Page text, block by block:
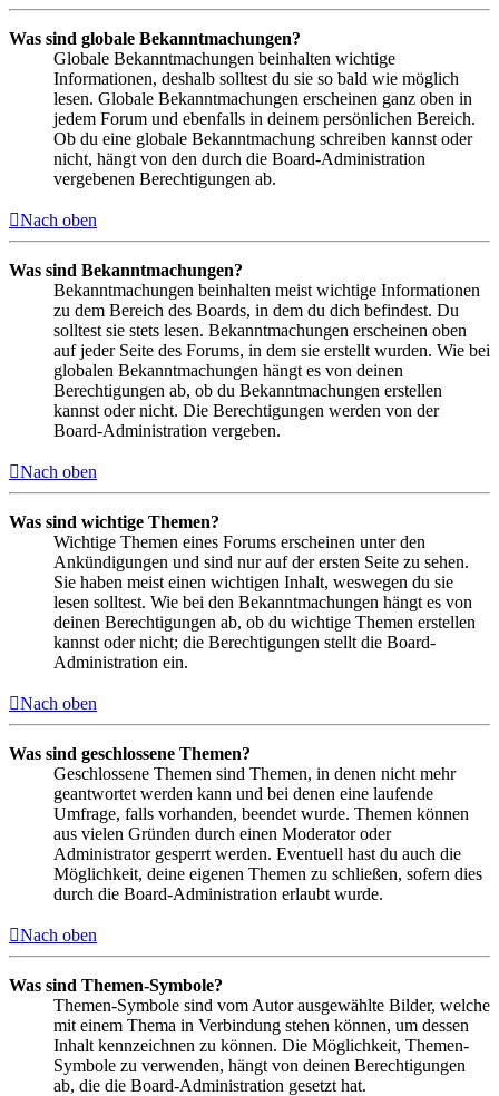
Was sind globale Bekanntmachungen?
Globale Bekanntmachungen beinhalten wichtige
Informationen, deshalb solltest du sie so bald wie möglich
lesen. Globale Bekanntmachungen erscheinen ganz oben in
jedem Forum und ebenfalls in deinem persönlichen Bereich.
Ob du eine globale Bekanntmachung schreiben kannst oder
nicht, hängt von den durch die Board-Administration
vergebenen Berechtigungen ab.
Nach oben
Was sind Bekanntmachungen?
Bekanntmachungen beinhalten meist wichtige Informationen
zu dem Bereich des Boards, in dem du dich befindest. Du
solltest sie stets lesen. Bekanntmachungen erscheinen oben
auf jeder Seite des Forums, in dem sie erstellt wurden. Wie bei
globalen Bekanntmachungen hängt es von deinen
Berechtigungen ab, ob du Bekanntmachungen erstellen
kannst oder nicht. Die Berechtigungen werden von der
Board-Administration vergeben.
Nach oben
Was sind wichtige Themen?
Wichtige Themen eines Forums erscheinen unter den
Ankündigungen und sind nur auf der ersten Seite zu sehen.
Sie haben meist einen wichtigen Inhalt, weswegen du sie
lesen solltest. Wie bei den Bekanntmachungen hängt es von
deinen Berechtigungen ab, ob du wichtige Themen erstellen
kannst oder nicht; die Berechtigungen stellt die Board-
Administration ein.
Nach oben
Was sind geschlossene Themen?
Geschlossene Themen sind Themen, in denen nicht mehr
geantwortet werden kann und bei denen eine laufende
Umfrage, falls vorhanden, beendet wurde. Themen können
aus vielen Gründen durch einen Moderator oder
Administrator gesperrt werden. Eventuell hast du auch die
Möglichkeit, deine eigenen Themen zu schließen, sofern dies
durch die Board-Administration erlaubt wurde.
Nach oben
Was sind Themen-Symbole?
Themen-Symbole sind vom Autor ausgewählte Bilder, welche
mit einem Thema in Verbindung stehen können, um dessen
Inhalt kennzeichnen zu können. Die Möglichkeit, Themen-
Symbole zu verwenden, hängt von deinen Berechtigungen
ab, die die Board-Administration gesetzt hat.